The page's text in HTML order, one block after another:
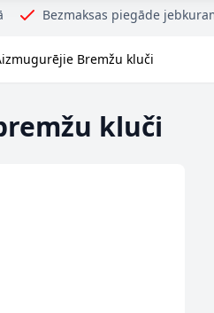
Bezmaksas piegāde
Bremžu kluči
kluči